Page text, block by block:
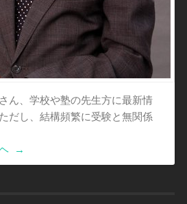
ん、学校や塾の先生方に最新情
だし、結構頻繁に受験と無関係
→